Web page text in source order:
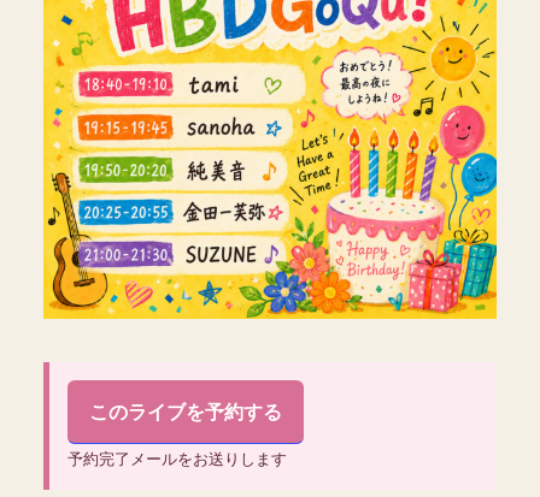
このライブを予約する
予約完了メールをお送りします